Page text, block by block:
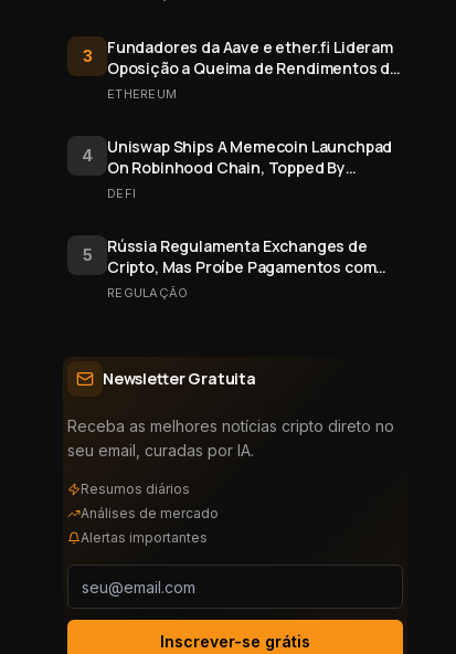
3
Fundadores da Aave e ether.fi Lideram
Oposição a Queima de Rendimentos de
Staking do Ethereum
ETHEREUM
4
Uniswap Ships A Memecoin Launchpad
On Robinhood Chain, Topped By
$FRONG Token Minted Six Days Early
DEFI
5
Rússia Regulamenta Exchanges de
Cripto, Mas Proíbe Pagamentos com
Bitcoin
REGULAÇÃO
Newsletter Gratuita
Receba as melhores notícias cripto direto no
seu email, curadas por IA.
Resumos diários
Análises de mercado
Alertas importantes
Inscrever-se grátis